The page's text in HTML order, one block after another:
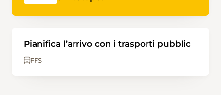
Pianifica l’arrivo con i trasporti pubblic
FFS